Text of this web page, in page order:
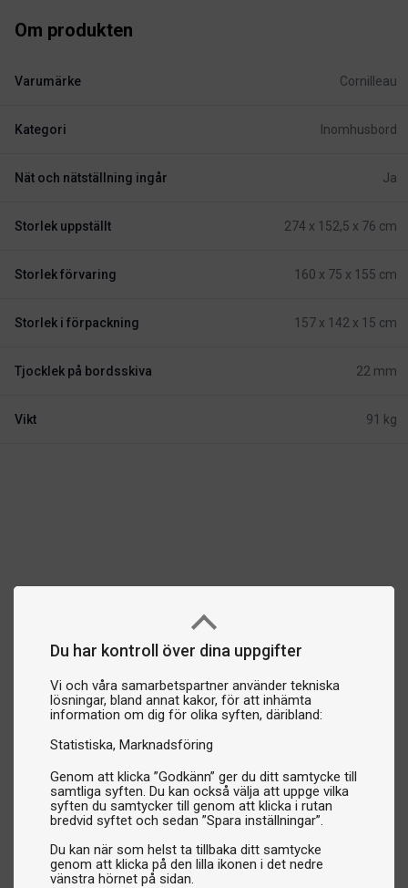
Du har kontroll över dina uppgifter
Vi och våra samarbetspartner använder tekniska
lösningar, bland annat kakor, för att inhämta
information om dig för olika syften, däribland:
Statistiska Marknadsföring
Genom att klicka ”Godkänn” ger du ditt samtycke till
samtliga syften. Du kan också välja att uppge vilka
syften du samtycker till genom att klicka i rutan
bredvid syftet och sedan ”Spara inställningar”.
Du kan när som helst ta tillbaka ditt samtycke
genom att klicka på den lilla ikonen i det nedre
vänstra hörnet på sidan.
Om produkten
Varumärke Cornilleau
Kategori Inomhusbord
Nät och nätställning ingår Ja
Storlek uppställt 274 x 152,5 x 76 cm
Storlek förvaring 160 x 75 x 155 cm
Storlek i förpackning 157 x 142 x 15 cm
Tjocklek på bordsskiva 22 mm
Vikt 91 kg